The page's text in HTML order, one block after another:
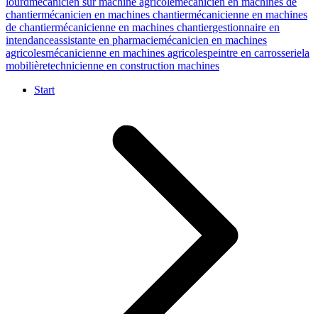
chantiermécanicien en machines chantiermécanicienne en machines
de chantiermécanicienne en machines chantiergestionnaire en
intendanceassistante en pharmaciemécanicien en machines
agricolesmécanicienne en machines agricolespeintre en carrosseriela
mobilièretechnicienne en construction machines
Start